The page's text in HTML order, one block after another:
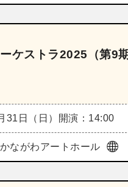
ケストラ2025（第9
31日（日） 開演：14:00
かながわアートホール